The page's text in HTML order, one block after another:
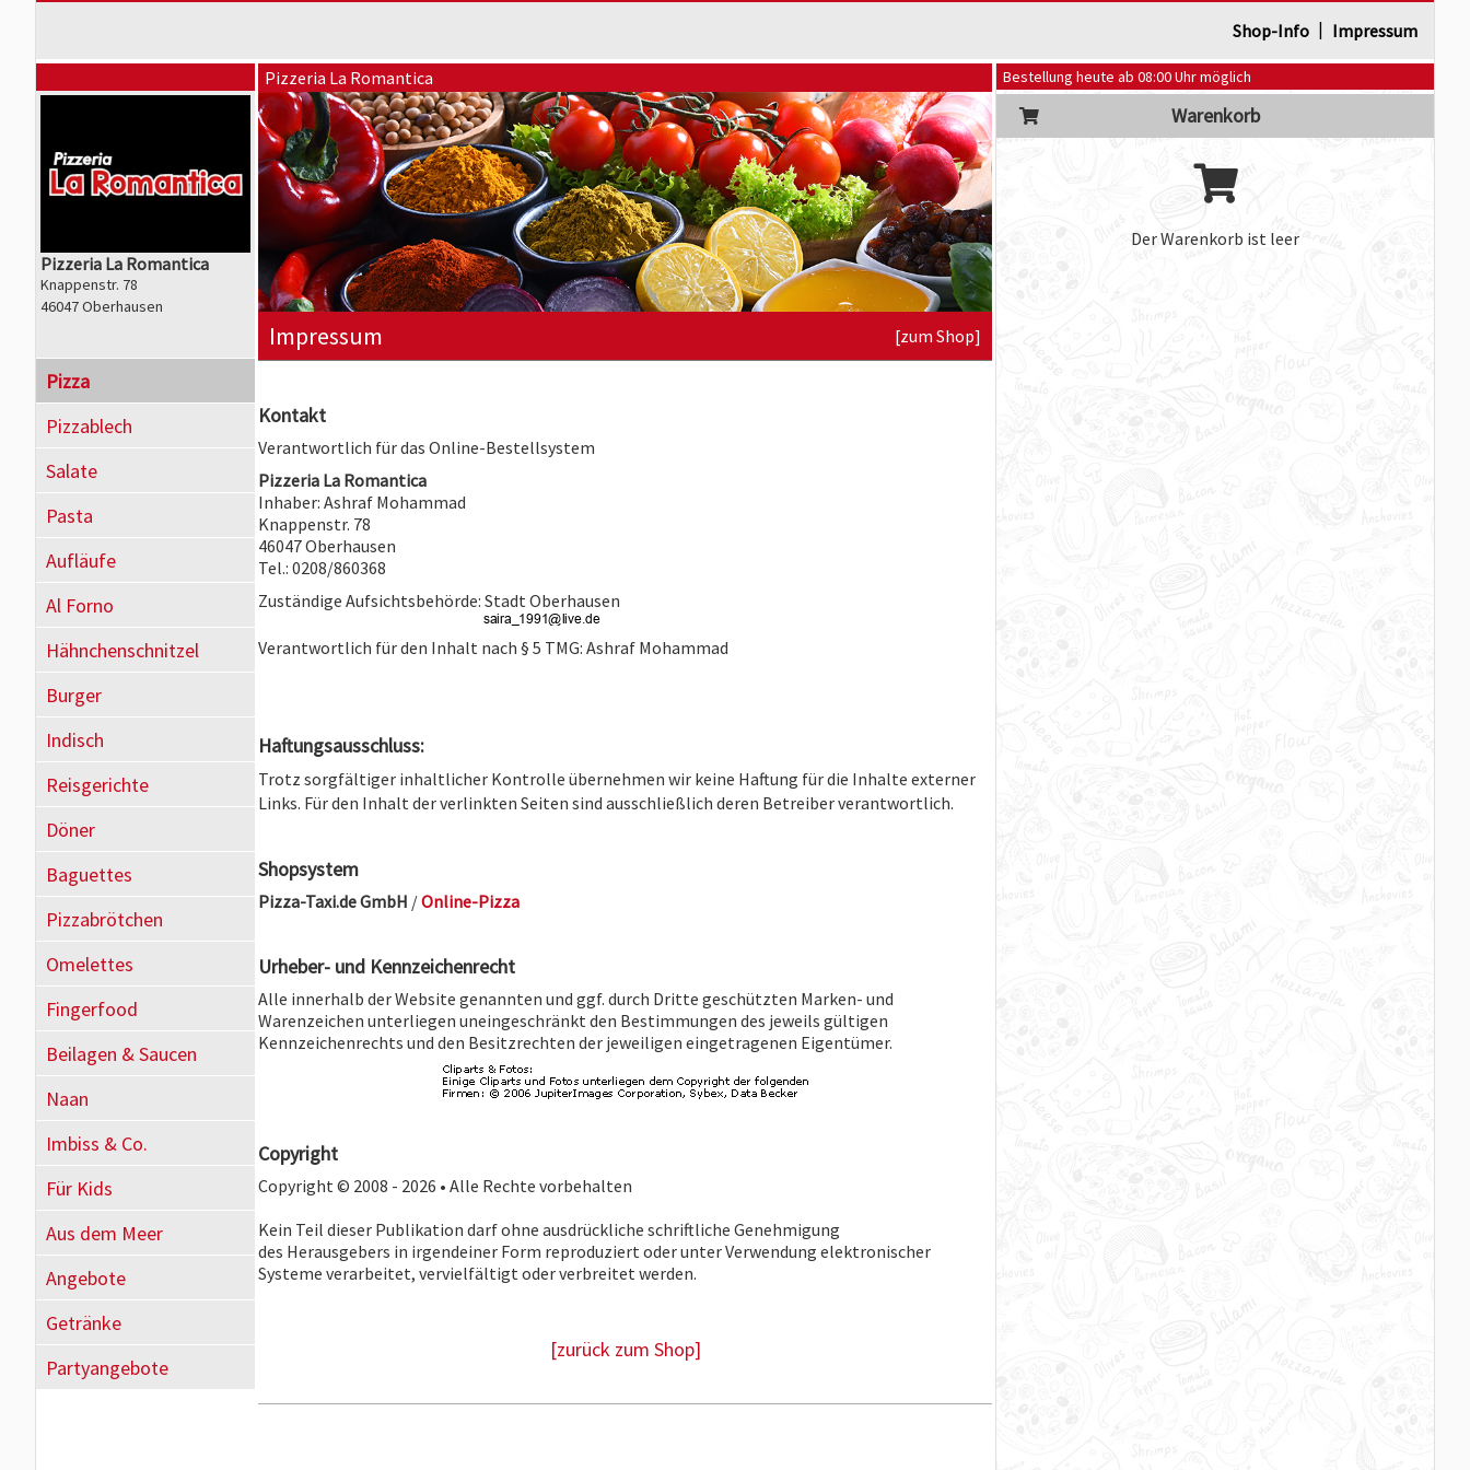
Shop-Info | Impressum
Bestellung heute ab 08:00 Uhr möglich
Warenkorb
Der Warenkorb ist leer
Pizzeria La Romantica
Knappenstr. 78
46047 Oberhausen
Pizza
Pizzablech
Salate
Pasta
Aufläufe
Al Forno
Hähnchenschnitzel
Burger
Indisch
Reisgerichte
Döner
Baguettes
Pizzabrötchen
Omelettes
Fingerfood
Beilagen & Saucen
Naan
Imbiss & Co.
Für Kids
Aus dem Meer
Angebote
Getränke
Partyangebote
Pizzeria La Romantica
Impressum [zum Shop]
Kontakt
Verantwortlich für das Online-Bestellsystem
Pizzeria La Romantica
Inhaber: Ashraf Mohammad
Knappenstr. 78
46047 Oberhausen
Tel.: 0208/860368
Zuständige Aufsichtsbehörde: Stadt Oberhausen
Verantwortlich für den Inhalt nach § 5 TMG: Ashraf Mohammad
Haftungsausschluss:
Trotz sorgfältiger inhaltlicher Kontrolle übernehmen wir keine Haftung für die Inhalte externer
Links. Für den Inhalt der verlinkten Seiten sind ausschließlich deren Betreiber verantwortlich.
Shopsystem
Pizza-Taxi.de GmbH /Online-Pizza
Urheber- und Kennzeichenrecht
Alle innerhalb der Website genannten und ggf. durch Dritte geschützten Marken- und
Warenzeichen unterliegen uneingeschränkt den Bestimmungen des jeweils gültigen
Kennzeichenrechts und den Besitzrechten der jeweiligen eingetragenen Eigentümer.
Copyright
Copyright © 2008 - 2026 • Alle Rechte vorbehalten
Kein Teil dieser Publikation darf ohne ausdrückliche schriftliche Genehmigung
des Herausgebers in irgendeiner Form reproduziert oder unter Verwendung elektronischer
Systeme verarbeitet, vervielfältigt oder verbreitet werden.
[zurück zum Shop]